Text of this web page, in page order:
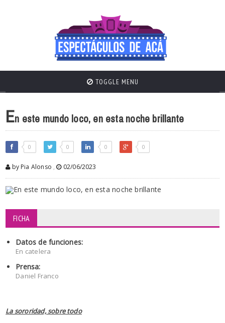
TOGGLE MENU
En este mundo loco, en esta noche brillante
0 0 0 0
by Pia Alonso , 02/06/2023
FICHA
Datos de funciones:
En catelera
Prensa:
Daniel Franco
La sororidad, sobre todo